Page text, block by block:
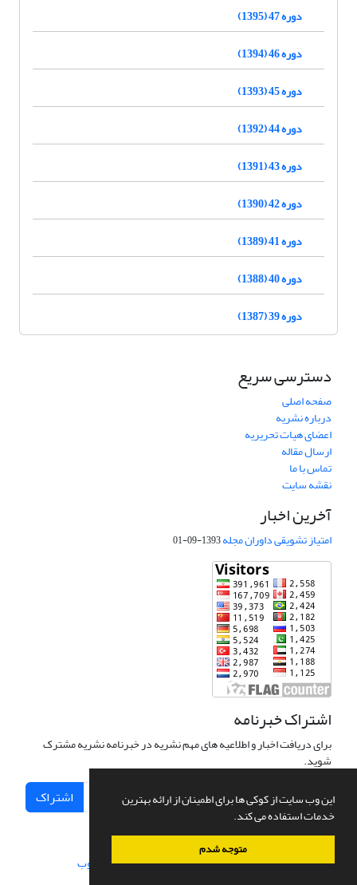
این وب سایت از کوکی ها برای اطمینان از ارائه بهترین
خدمات استفاده می کند.
متوجه شدم
دوره 47 (1395)
دوره 46 (1394)
دوره 45 (1393)
دوره 44 (1392)
دوره 43 (1391)
دوره 42 (1390)
دوره 41 (1389)
دوره 40 (1388)
دوره 39 (1387)
دسترسی سریع
صفحه اصلی
درباره نشریه
اعضای هیات تحریریه
ارسال مقاله
تماس با ما
نقشه سایت
آخرین اخبار
امتیاز تشویقی داوران مجله1393-09-01
اشتراک خبرنامه
برای دریافت اخبار و اطلاعیه های مهم نشریه در خبرنامه نشریه مشترک
شوید.
اشتراک
سامانه مدیریت نشریات علمی.طراحی و پیاده سازی از سیناوب